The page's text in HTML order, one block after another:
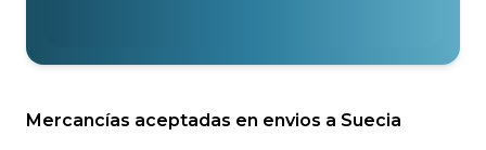
Mercancías aceptadas en envios a Suecia